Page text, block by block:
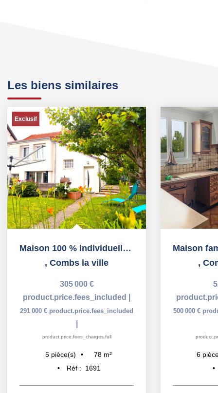
Les biens similaires
Exclusif
Maison 100 % individuelle sur 299 m² Quartier résidentiel...
, Combs la ville
305 000 €
product.price.fees_included
291 000 € product.price.fees_included
product.price.fees_charges.full
5 pièce(s) 78 m²
Réf :
1691
,
500 000 €
6